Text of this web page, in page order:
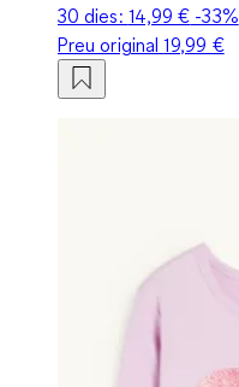
30 dies: 14,99 € -33%
Preu original19,99 €